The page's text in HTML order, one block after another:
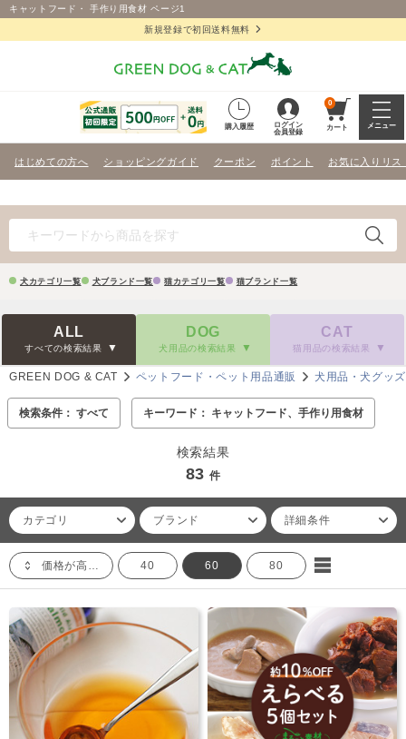
キャットフード・ 手作り用食材 ページ1
新規登録で初回送料無料
購入履歴
ログイン
会員登録
0
カート メニュー
はじめての方へ ショッピングガイド クーポン ポイント お気に入りリス
犬カテゴリ一覧 犬ブランド一覧 猫カテゴリ一覧 猫ブランド一覧
ALL
すべての検索結果
DOG
犬用品の検索結果
CAT
猫用品の検索結果
GREEN DOG & CAT ペットフード・ペット用品通販 犬用品・犬グッズ
検索条件： すべて キーワード： キャットフード、手作り用食材
検索結果
83 件
カテゴリ ブランド 詳細条件
価格が高い順 40 60 80